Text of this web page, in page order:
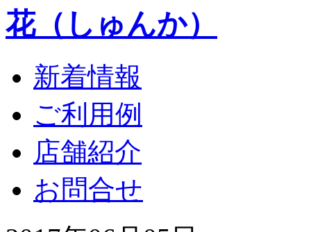
新着情報
ご利用例
店舗紹介
お問合せ